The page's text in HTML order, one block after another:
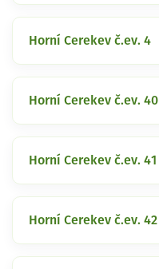
Horní Cerekev č.ev. 4
Horní Cerekev č.ev. 40
Horní Cerekev č.ev. 41
Horní Cerekev č.ev. 42